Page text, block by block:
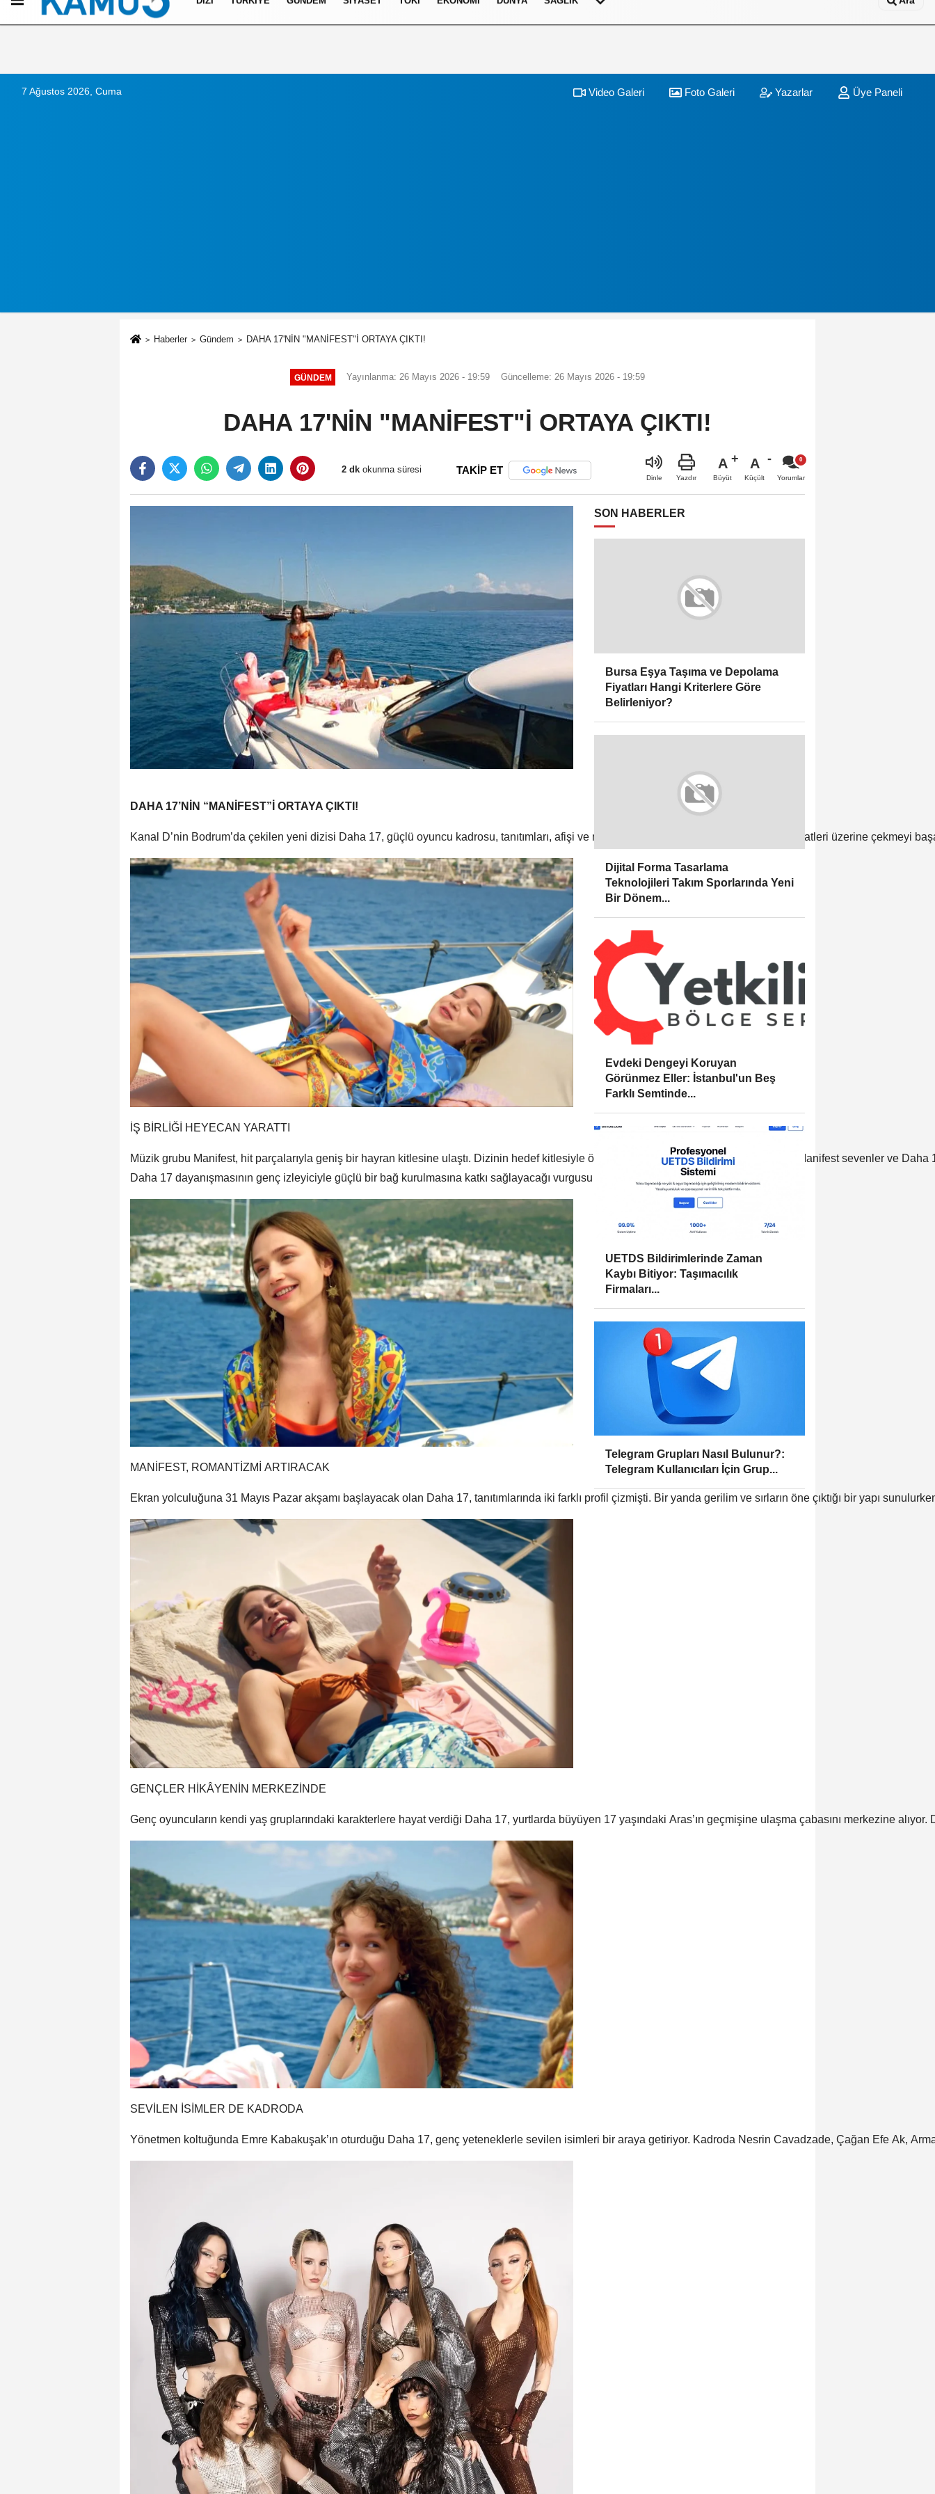
İletişim Çerez Politikası
7 Ağustos 2026, Cuma Video Galeri Foto Galeri Yazarlar Üye Paneli
Haberler Gündem DAHA 17'NİN "MANİFEST"İ ORTAYA ÇIKTI!
GÜNDEM Yayınlanma: 26 Mayıs 2026 - 19:59 Güncelleme: 26 Mayıs 2026 - 19:59
DAHA 17'NİN "MANİFEST"İ ORTAYA ÇIKTI!
2 dk okunma süresi TAKİP ET
Dinle Yazdır
A
Büyüt
A
Küçült Yorumlar
DAHA 17’NİN “MANİFEST”İ ORTAYA ÇIKTI!
Kanal D’nin Bodrum’da çekilen yeni dizisi Daha 17, güçlü oyuncu kadrosu, tanıtımları, afişi ve merak uyandıran hikâyesiyle şimdiden dikkatleri üzerine çekmeyi
İŞ BİRLİĞİ HEYECAN YARATTI
Müzik grubu Manifest, hit parçalarıyla geniş bir hayran kitlesine ulaştı. Dizinin hedef kitlesiyle örtüşen bu iş birliği büyük heyecan yarattı. Manifest sevenler ve
Daha 17 dayanışmasının genç izleyiciyle güçlü bir bağ kurulmasına katkı sağlayacağı vurgusu yapıldı.
MANİFEST, ROMANTİZMİ ARTIRACAK
Ekran yolculuğuna 31 Mayıs Pazar akşamı başlayacak olan Daha 17, tanıtımlarında iki farklı profil çizmişti. Bir yanda gerilim ve sırların öne çıktığı bir yapı
GENÇLER HİKÂYENİN MERKEZİNDE
Genç oyuncuların kendi yaş gruplarındaki karakterlere hayat verdiği Daha 17, yurtlarda büyüyen 17 yaşındaki Aras’ın geçmişine ulaşma çabasını merkezine
SEVİLEN İSİMLER DE KADRODA
Yönetmen koltuğunda Emre Kabakuşak’ın oturduğu Daha 17, genç yeteneklerle sevilen isimleri bir araya getiriyor. Kadroda Nesrin Cavadzade, Çağan Efe Ak,
SON HABERLER
Bursa Eşya Taşıma ve Depolama
Fiyatları Hangi Kriterlere Göre
Belirleniyor?
Dijital Forma Tasarlama
Teknolojileri Takım Sporlarında Yeni
Bir Dönem...
Evdeki Dengeyi Koruyan
Görünmez Eller: İstanbul'un Beş
Farklı Semtinde...
UETDS Bildirimlerinde Zaman
Kaybı Bitiyor: Taşımacılık
Firmaları...
Telegram Grupları Nasıl Bulunur?:
Telegram Kullanıcıları İçin Grup...